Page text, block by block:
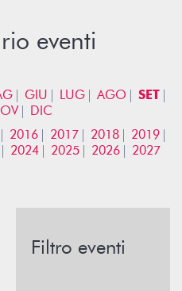
eventi
GIU LUG AGO
SET
DIC
2016 2017 2018
2019
2024 2025 2026 2027
Filtro eventi